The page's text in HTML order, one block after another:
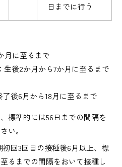
日までに行う
月に至るまで
後2か月から7か月に至るまで
後6月から18月に至るまで
標準的には56日までの間隔を
い。
初回3回目の接種後6月以上、標
るまでの間隔をおいて接種し